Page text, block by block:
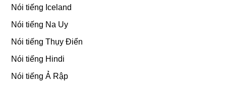
Nói tiếng Iceland
Nói tiếng Na Uy
Nói tiếng Thụy Điển
Nói tiếng Hindi
Nói tiếng Ả Rập